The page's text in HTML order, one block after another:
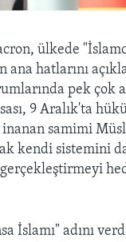
ülkede
ana hatlarını
pek çok
9 Aralık'ta
samimi
kendi sistemini
gerçekleştirmeyi
İslamı" adını